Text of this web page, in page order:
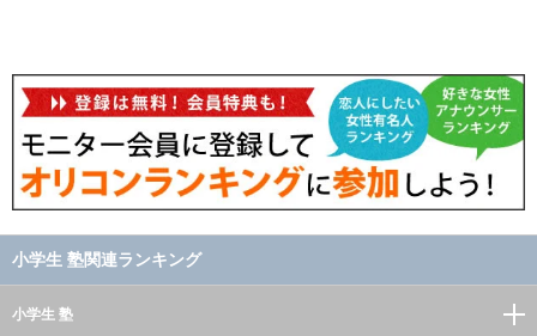
小学生 塾関連ランキング
小学生 塾